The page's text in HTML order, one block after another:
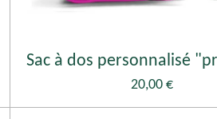
Sac à dos personnalisé
20,00 €